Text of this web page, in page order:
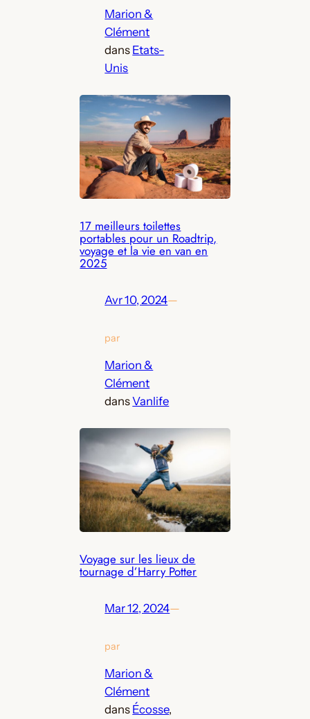
Marion &
Clément
dans Etats-
Unis
17 meilleurs toilettes
portables pour un Roadtrip,
voyage et la vie en van en
2025
Avr 10, 2024—
par
Marion &
Clément
dansVanlife
Voyage sur les lieux de
tournage d’Harry Potter
Mar 12, 2024—
par
Marion &
Clément
dans Écosse